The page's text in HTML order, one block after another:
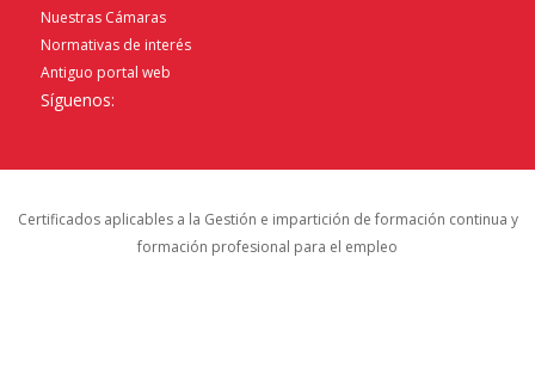
Nuestras Cámaras
Normativas de interés
Antiguo portal web
Síguenos:
Certificados aplicables a la Gestión e impartición de formación continua y
formación profesional para el empleo